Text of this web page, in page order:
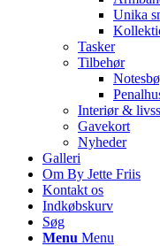
Unika
Tasker
Tilbehør
Interiør &
Gavekort
Nyheder
Galleri
Om By Jette Friis
Kontakt os
Indkøbskurv
Søg
Menu Menu